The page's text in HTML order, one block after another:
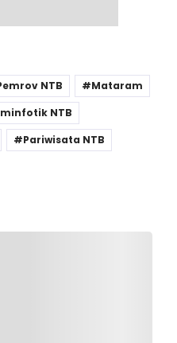
NTB
Mataram
NTB
Pariwisata NTB